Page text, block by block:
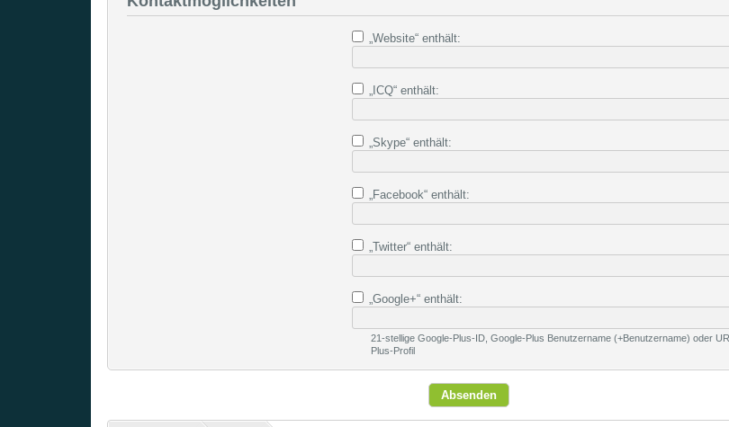
„Website“ enthält:
„ICQ“ enthält:
„Skype“ enthält:
„Facebook“ enthält:
„Twitter“ enthält:
„Google+“ enthält:
21-stellige Google-Plus-ID, Google-Plus Benutzername (+Benutzername) oder
Plus-Profil